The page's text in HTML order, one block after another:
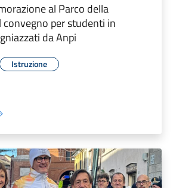
al Parco della
convegno per studenti in
da Anpi
Istruzione